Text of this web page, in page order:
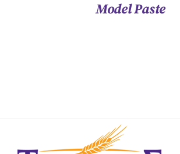
Model Paste